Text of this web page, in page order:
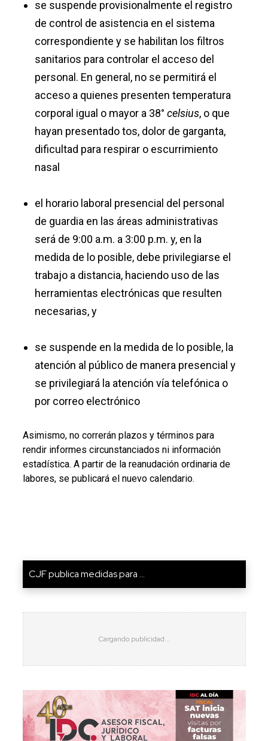
se suspende provisionalmente el registro
de control de asistencia en el sistema
correspondiente y se habilitan los filtros
sanitarios para controlar el acceso del
personal. En general, no se permitirá el
acceso a quienes presenten temperatura
corporal igual o mayor a 38° celsius, o que
hayan presentado tos, dolor de garganta,
dificultad para respirar o escurrimiento
nasal
el horario laboral presencial del personal
de guardia en las áreas administrativas
será de 9:00 a.m. a 3:00 p.m. y, en la
medida de lo posible, debe privilegiarse el
trabajo a distancia, haciendo uso de las
herramientas electrónicas que resulten
necesarias, y
se suspende en la medida de lo posible, la
atención al público de manera presencial y
se privilegiará la atención vía telefónica o
por correo electrónico
Asimismo, no correrán plazos y términos para
rendir informes circunstanciados ni información
estadística. A partir de la reanudación ordinaria de
labores, se publicará el nuevo calendario.
CJF publica medidas para ...